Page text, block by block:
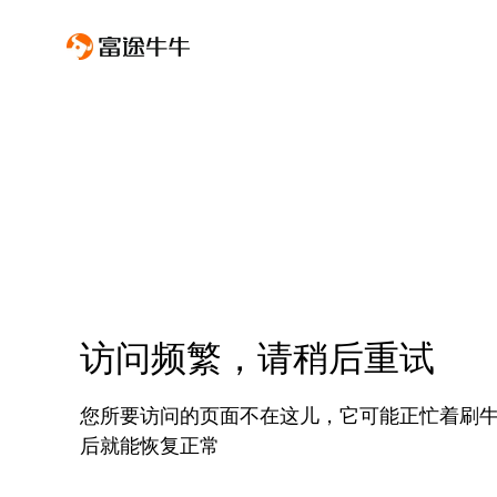
访问频繁，请稍后重试
您所要访问的页面不在这儿，它可能正忙着刷
后就能恢复正常